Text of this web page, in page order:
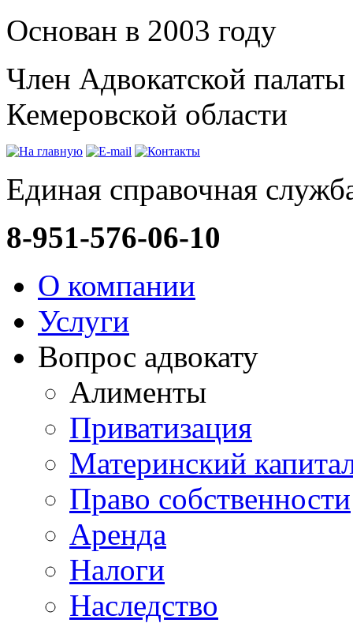
Основан в 2003 году
Член Адвокатской палаты
Кемеровской области
Единая справочная
8-951-576-06-10
О компании
Услуги
Вопрос адвокату
Алименты
Приватизация
Материнский
Право собственности
Аренда
Налоги
Наследство